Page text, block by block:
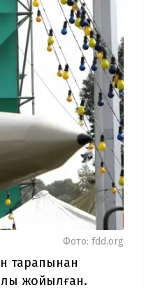
Фото: fdd.org
тарапынан
жойылған.